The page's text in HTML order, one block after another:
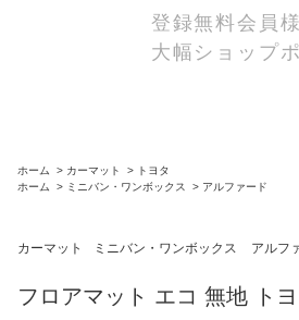
登録無料会員
大幅ショップ
ホーム > カーマット > トヨタ
ホーム
> ミニバン・ワンボックス > アルファード
カーマット ミニバン・ワンボックス アルフ
フロアマット エコ 無地 ト